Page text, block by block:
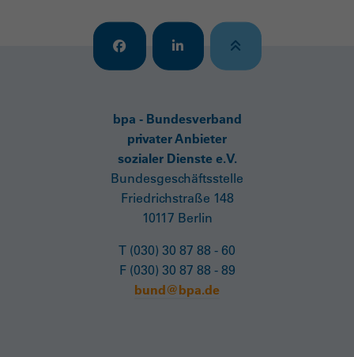
bpa - Bundesverband
privater Anbieter
sozialer Dienste e.V.
Bundesgeschäftsstelle
Friedrichstraße 148
10117 Berlin
T (030) 30 87 88 - 60
F (030) 30 87 88 - 89
bund@bpa.de